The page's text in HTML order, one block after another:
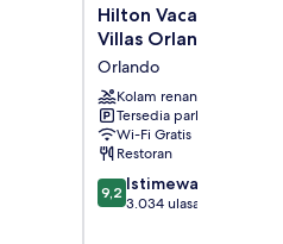
Hilton
Vacation
Grande
Villas
Orlando
Orlando
Hilton Vacation
Villas Orlando
Orlando
Kolam renang
Tersedia parkir
Wi-Fi Gratis
Restoran
9.2
dari
9,2 Istimewa
3.034 ulasan